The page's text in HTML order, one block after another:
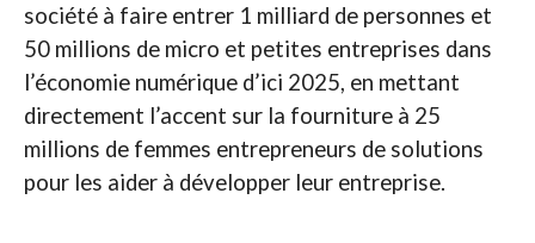
société à faire entrer 1 milliard de personnes et
50 millions de micro et petites entreprises dans
l’économie numérique d’ici 2025, en mettant
directement l’accent sur la fourniture à 25
millions de femmes entrepreneurs de solutions
pour les aider à développer leur entreprise.